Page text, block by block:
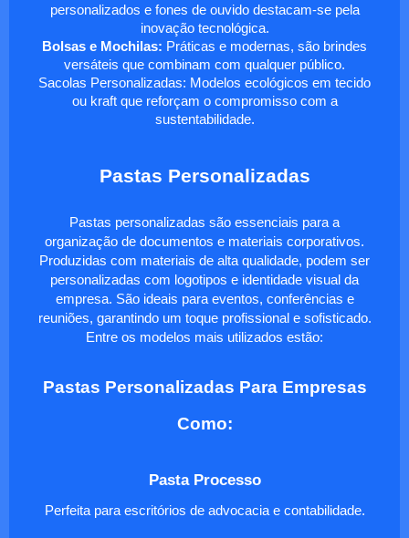
personalizados e fones de ouvido destacam-se pela
inovação tecnológica.
Bolsas e Mochilas: Práticas e modernas, são brindes
versáteis que combinam com qualquer público.
Sacolas Personalizadas: Modelos ecológicos em tecido
ou kraft que reforçam o compromisso com a
sustentabilidade.
Pastas Personalizadas
Pastas personalizadas são essenciais para a
organização de documentos e materiais corporativos.
Produzidas com materiais de alta qualidade, podem ser
personalizadas com logotipos e identidade visual da
empresa. São ideais para eventos, conferências e
reuniões, garantindo um toque profissional e sofisticado.
Entre os modelos mais utilizados estão:
Pastas Personalizadas Para Empresas
Como:
Pasta Processo
Perfeita para escritórios de advocacia e contabilidade.